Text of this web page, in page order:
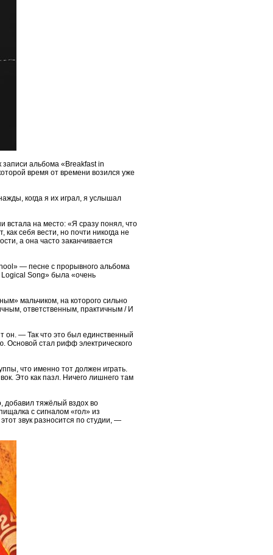
записи альбома «Breakfast in
время от времени возился уже
когда я их играл, я услышал
встала на место: «Я сразу понял, что
себя вести, но почти никогда не
а она часто заканчивается
— песне с прорывного альбома
Logical Song» была «очень
мальчиком, на которого сильно
ответственным, практичным / И
он. — Так что это был единственный
Основой стал рифф электрического
что именно тот должен играть.
Это как пазл. Ничего лишнего там
добавил тяжёлый вздох во
с сигналом «гол» из
звук разносится по студии, —